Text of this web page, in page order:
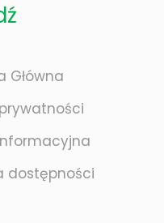
Główna
dostępności